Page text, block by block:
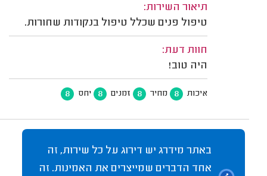
תיאור השירות:
טיפול פנים שכלל טיפול בנקודות שחורות.
חוות דעת:
היה טוב!
איכות 8 מחיר 8 זמנים 8 יחס 8
באתר מידרג יש דירוג על כל שירות, זה
אחד הדברים שמייצרים את האמינות. זה